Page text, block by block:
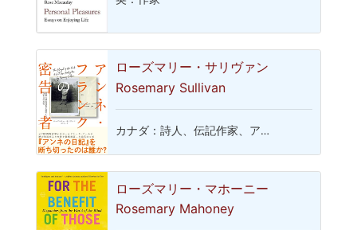
ローズマリー・サリヴァン
Rosemary Sullivan
カナダ：詩人、伝記作家、ア…
ローズマリー・マホーニー
Rosemary Mahoney